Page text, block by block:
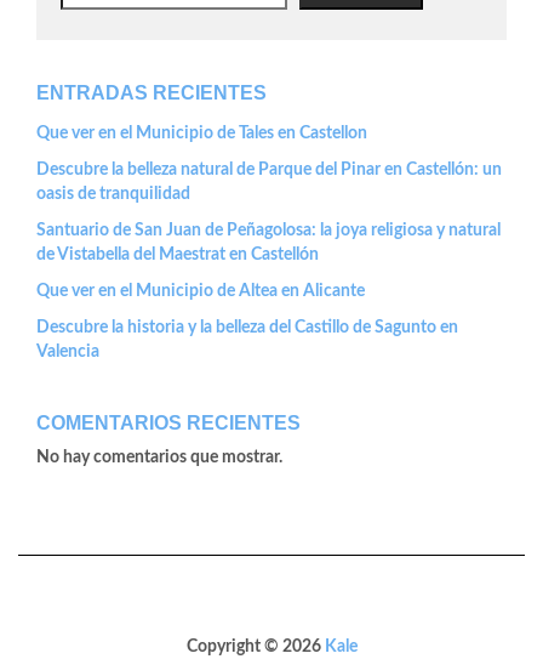
ENTRADAS RECIENTES
Que ver en el Municipio de Tales en Castellon
Descubre la belleza natural de Parque del Pinar en Castellón: un
oasis de tranquilidad
Santuario de San Juan de Peñagolosa: la joya religiosa y natural
de Vistabella del Maestrat en Castellón
Que ver en el Municipio de Altea en Alicante
Descubre la historia y la belleza del Castillo de Sagunto en
Valencia
COMENTARIOS RECIENTES
No hay comentarios que mostrar.
Copyright © 2026 Kale